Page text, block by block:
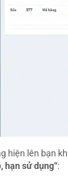
hiện lên bạn
hạn sử dụng“: